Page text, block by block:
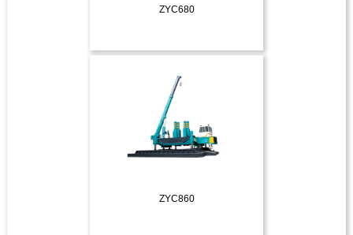
ZYC680
ZYC860